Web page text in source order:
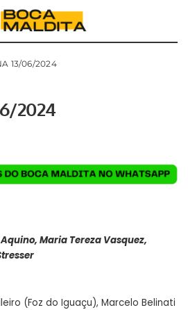
13/06/2024
2024
Maria Tereza Vasquez,
(Foz do Iguaçu), Marcelo Belinati